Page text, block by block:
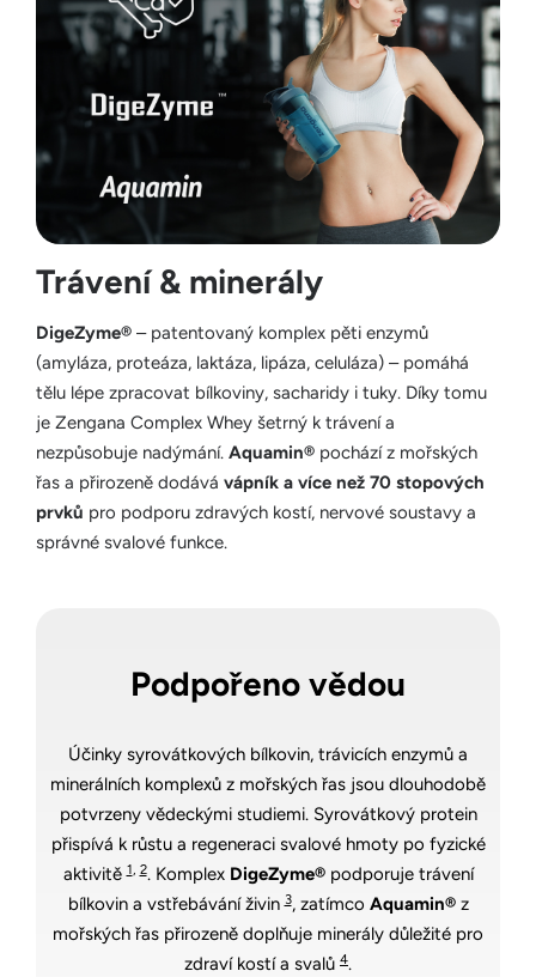
Trávení & minerály
DigeZyme® – patentovaný komplex pěti enzymů
(amyláza, proteáza, laktáza, lipáza, celuláza) – pomáhá
tělu lépe zpracovat bílkoviny, sacharidy i tuky. Díky tomu
je Zengana Complex Whey šetrný k trávení a
nezpůsobuje nadýmání. Aquamin® pochází z mořských
řas a přirozeně dodává vápník a více než 70 stopových
prvků pro podporu zdravých kostí, nervové soustavy a
správné svalové funkce.
Podpořeno vědou
Účinky syrovátkových bílkovin, trávicích enzymů a
minerálních komplexů z mořských řas jsou dlouhodobě
potvrzeny vědeckými studiemi. Syrovátkový protein
přispívá k růstu a regeneraci svalové hmoty po fyzické
aktivitě1 2. Komplex DigeZyme®podporuje trávení
bílkovin a vstřebávání živin3, zatímco Aquamin®z
mořských řas přirozeně doplňuje minerály důležité pro
zdraví kostí a svalů 4.